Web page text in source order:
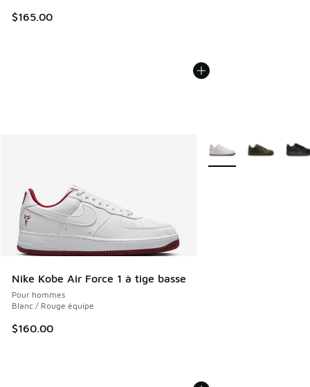
$165.00
Nike Kobe Air Force 1 à tige basse
Pour hommes
Blanc / Rouge équipe
$160.00
Plus de couleurs